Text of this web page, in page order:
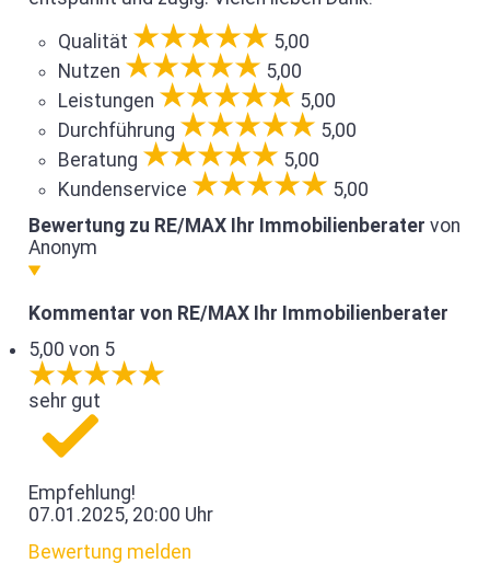
Qualität
5,00
Nutzen
5,00
Leistungen
5,00
Durchführung
5,00
Beratung
5,00
Kundenservice
5,00
Bewertung zu RE/MAX Ihr Immobilienberater von
Anonym
Kommentar von RE/MAX Ihr Immobilienberater
5,00 von 5
sehr gut
Empfehlung!
07.01.2025, 20:00 Uhr
Bewertung melden